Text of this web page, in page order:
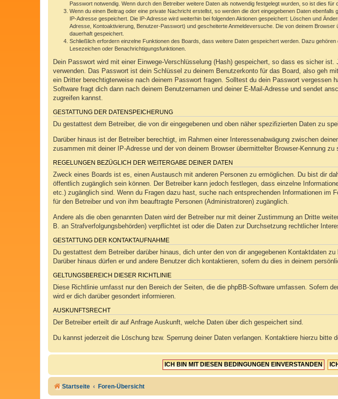
Passwort notwendig. Wenn durch den Betreiber weitere Daten als notwendig festgelegt wurden, so ist dies für
Wenn du einen Beitrag oder eine private Nachricht erstellst, so werden die dort eingegebenen Daten
IP-Adresse gespeichert. Die IP-Adresse wird weiterhin bei folgenden Aktionen gespeichert: Löschen und
Adresse, Kontoaktivierung, Benutzer-Passwort) und gescheiterte Anmeldeversuche. Die von deinem
dauerhaft gespeichert.
Schließlich erfordern einzelne Funktionen des Boards, dass weitere Daten gespeichert werden. Dazu
Lesezeichen oder Benachrichtigungsfunktionen.
Dein Passwort wird mit einer Einwege-Verschlüsselung (Hash) gespeichert, so dass es sicher
verwenden. Das Passwort ist dein Schlüssel zu deinem Benutzerkonto für das Board, also geh
ein Dritter berechtigterweise nach deinem Passwort fragen. Solltest du dein Passwort
Software fragt dich dann nach deinem Benutzernamen und deiner E-Mail-Adresse und sendet
zugreifen kannst.
GESTATTUNG DER DATENSPEICHERUNG
Du gestattest dem Betreiber, die von dir eingegebenen und oben näher spezifizierten Daten zu
Darüber hinaus ist der Betreiber berechtigt, im Rahmen einer Interessenabwägung zwischen
zusammen mit deiner IP-Adresse und der von deinem Browser übermittelter Browser-Kennung
REGELUNGEN BEZÜGLICH DER WEITERGABE DEINER DATEN
Zweck eines Boards ist es, einen Austausch mit anderen Personen zu ermöglichen. Du bist dir
öffentlich zugänglich sein können. Der Betreiber kann jedoch festlegen, dass einzelne
etc.) zugänglich sind. Wenn du Fragen dazu hast, suche nach entsprechenden Informationen
für den Betreiber und von ihm beauftragte Personen (Administratoren) zugänglich.
Andere als die oben genannten Daten wird der Betreiber nur mit deiner Zustimmung an Dritte
B. an Strafverfolgungsbehörden) verpflichtet ist oder die Daten zur Durchsetzung rechtlicher
GESTATTUNG DER KONTAKTAUFNAHME
Du gestattest dem Betreiber darüber hinaus, dich unter den von dir angegebenen Kontaktdaten
Darüber hinaus dürfen er und andere Benutzer dich kontaktieren, sofern du dies in deinem
GELTUNGSBEREICH DIESER RICHTLINIE
Diese Richtlinie umfasst nur den Bereich der Seiten, die die phpBB-Software umfassen. Sofern
wird er dich darüber gesondert informieren.
AUSKUNFTSRECHT
Der Betreiber erteilt dir auf Anfrage Auskunft, welche Daten über dich gespeichert sind.
Du kannst jederzeit die Löschung bzw. Sperrung deiner Daten verlangen. Kontaktiere hierzu bitte
Startseite Foren-Übersicht